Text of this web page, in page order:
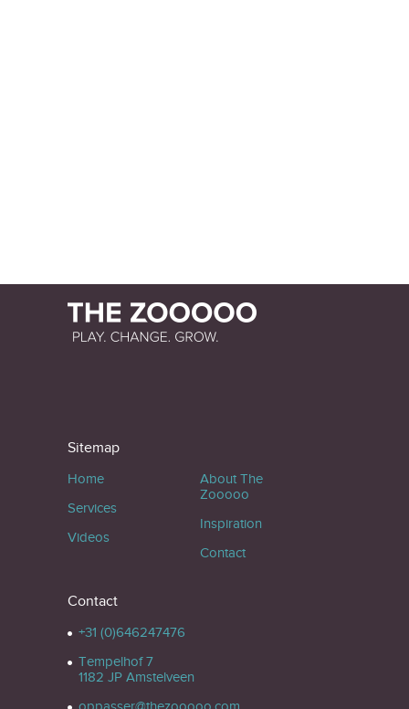
Sitemap
Home
Services
Videos
About The
Zooooo
Inspiration
Contact
Contact
+31 (0)646247476
Tempelhof 7
1182 JP Amstelveen